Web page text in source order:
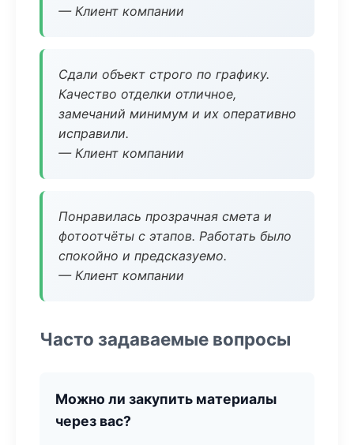
— Клиент компании
Сдали объект строго по графику.
Качество отделки отличное,
замечаний минимум и их оперативно
исправили.
— Клиент компании
Понравилась прозрачная смета и
фотоотчёты с этапов. Работать было
спокойно и предсказуемо.
— Клиент компании
Часто задаваемые вопросы
Можно ли закупить материалы
через вас?